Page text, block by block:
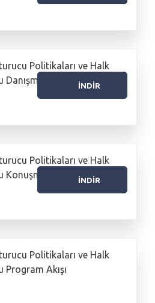
Politikaları ve Halk
Danışma Kurulu
İNDİR
Politikaları ve Halk
Konuşmacı ListesiİNDİR
Politikaları ve Halk
Program Akışı